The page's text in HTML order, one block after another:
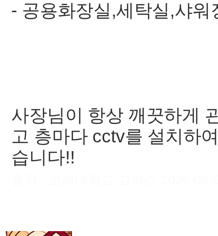
- 공용화장실,세탁실,샤워
사장님이 항상 깨끗하게
고 층마다 cctv를 설치하
습니다!!